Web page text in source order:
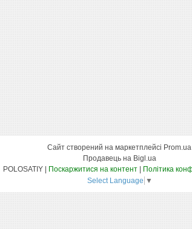
Сайт створений на маркетплейсі Prom.ua
Продавець на Bigl.ua
Поскаржитися на контент
Політика
Select Language ▼